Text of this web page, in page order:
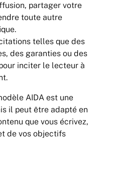
partager votre
toute autre
telles que des
des garanties ou des
inciter le lecteur à
AIDA est une
il peut être adapté en
que vous écrivez,
de vos objectifs